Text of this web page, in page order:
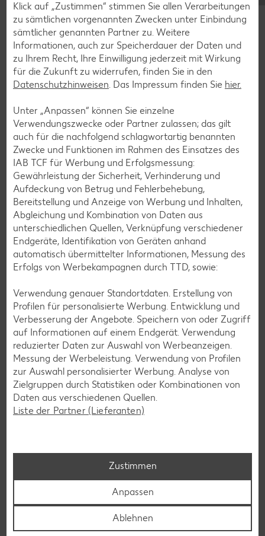
© anna.q - stock.adobe.com
Lebkuchen
Weihnachtsfest einfach dazu. Warum Lebkuchen aber
eigentlich gar kein Weihnachtsgebäck sind – das und vieles
mehr in unserem Beitrag erfahren.
Mehr erfahren
Brokkoli
Brokkoli oder auch Broccoli ist ein grünes Wunder: Das
Gemüse enthält viele Vitamine sowie Nährstoffe und lässt
sich vielseitig zubereiten. Hier mehr über das Mitglied der
Mehr erfahren
Weitere Magazinkategorien
Klick auf „Zustimmen“ stimmen Sie allen Verarbeitungen
zu sämtlichen vorgenannten Zwecken unter Einbindung
sämtlicher genannten Partner zu. Weitere
Informationen, auch zur Speicherdauer der Daten und
zu Ihrem Recht, Ihre Einwilligung jederzeit mit Wirkung
für die Zukunft zu widerrufen, finden Sie in den
Datenschutzhinweisen. Das Impressum finden Sie hier.
Unter „Anpassen“ können Sie einzelne
Verwendungszwecke oder Partner zulassen; das gilt
auch für die nachfolgend schlagwortartig benannten
Zwecke und Funktionen im Rahmen des Einsatzes des
IAB TCF für Werbung und Erfolgsmessung:
Gewährleistung der Sicherheit, Verhinderung und
Aufdeckung von Betrug und Fehlerbehebung,
Bereitstellung und Anzeige von Werbung und Inhalten,
Abgleichung und Kombination von Daten aus
unterschiedlichen Quellen, Verknüpfung verschiedener
Endgeräte, Identifikation von Geräten anhand
automatisch übermittelter Informationen, Messung des
Erfolgs von Werbekampagnen durch TTD, sowie:
Verwendung genauer Standortdaten. Erstellung von
Profilen für personalisierte Werbung. Entwicklung und
Verbesserung der Angebote. Speichern von oder Zugriff
auf Informationen auf einem Endgerät. Verwendung
reduzierter Daten zur Auswahl von Werbeanzeigen.
Messung der Werbeleistung. Verwendung von Profilen
zur Auswahl personalisierter Werbung. Analyse von
Zielgruppen durch Statistiken oder Kombinationen von
Daten aus verschiedenen Quellen.
Liste der Partner (Lieferanten)
Zustimmen
Anpassen
Ablehnen